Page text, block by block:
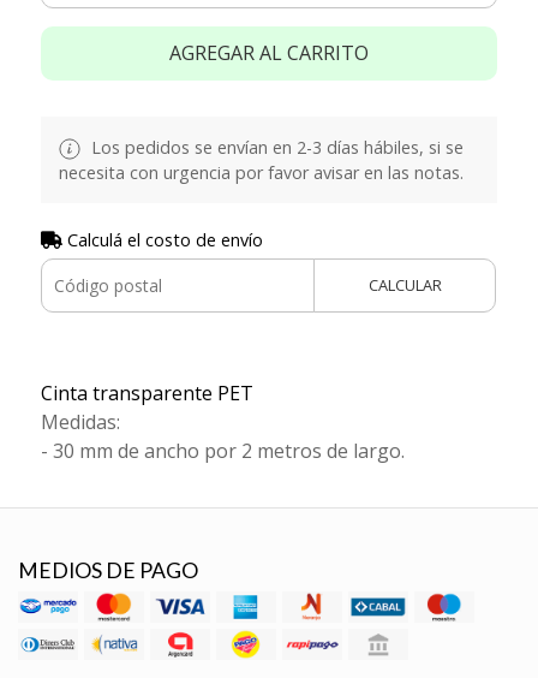
AGREGAR AL CARRITO
Los pedidos se envían en 2-3 días hábiles, si se
necesita con urgencia por favor avisar en las notas.
Calculá el costo de envío
CALCULAR
Cinta transparente PET
Medidas:
- 30 mm de ancho por 2 metros de largo.
MEDIOS DE PAGO